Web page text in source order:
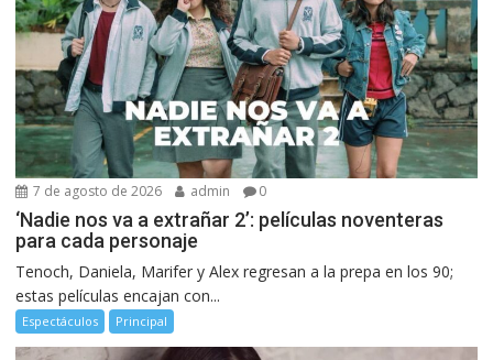
7 de agosto de 2026 admin 0
‘Nadie nos va a extrañar 2’: películas noventeras
para cada personaje
Tenoch, Daniela, Marifer y Alex regresan a la prepa en los 90;
estas películas encajan con...
Espectáculos Principal